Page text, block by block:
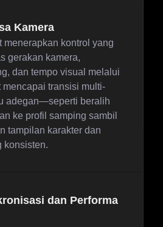
Kamera
menerapkan kontrol yang
gerakan kamera,
dan tempo visual melalui
mencapai transisi multi-
adegan—seperti beralih
ke profil samping sambil
tampilan karakter dan
konsisten.
dan Performa